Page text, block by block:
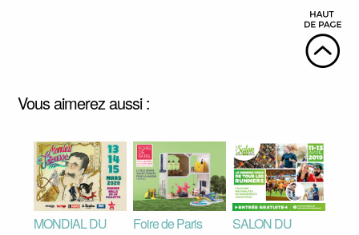
Vous aimerez aussi :
MONDIAL DU Foire de Paris SALON DU